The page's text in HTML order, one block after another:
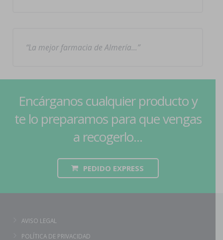
La mejor farmacia de Almería…
Encárganos cualquier producto y
te lo preparamos para que vengas
a recogerlo...
PEDIDO EXPRESS
AVISO LEGAL
POLÍTICA DE PRIVACIDAD